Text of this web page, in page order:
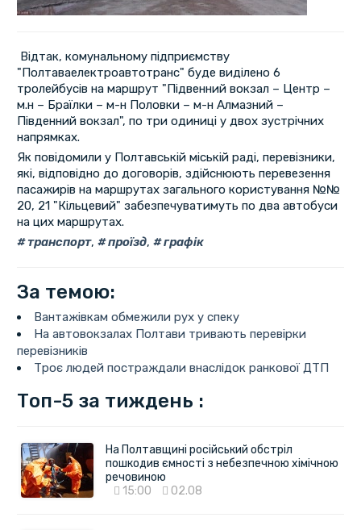
Відтак, комунальному підприємству
"Полтаваелектроавтотранс" буде виділено 6
тролейбусів на маршрут "Підвенний вокзал – Центр –
м.н – Браїлки – м-н Половки – м-н Алмазний –
Південний вокзал", по три одиниці у двох зустрічних
напрямках.
Як повідомили у Полтавській міській раді, перевізники,
які, відповідно до договорів, здійснюють перевезення
пасажирів на маршрутах загального користування №№
20, 21 "Кільцевий" забезпечуватимуть по два автобуси
на цих маршрутах.
транспорт, проїзд, графік
За темою:
Вантажівкам обмежили рух у спеку
На автовокзалах Полтави тривають перевірки
перевізників
Троє людей постраждали внаслідок ранкової ДТП
Топ-5 за тиждень :
На Полтавщині російський обстріл
пошкодив ємності з небезпечною хімічною
речовиною
15:00
02.08